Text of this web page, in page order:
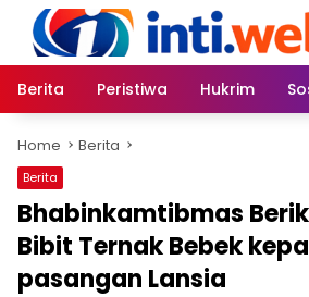
content
Berita
Peristiwa Hukrim
Home Berita
Berita
Bhabinkamtibmas
Bibit Ternak Bebek
pasangan Lansia